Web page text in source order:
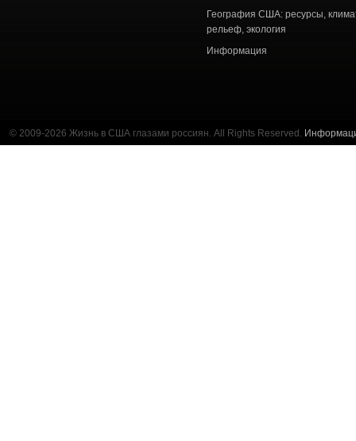
География США: ресурсы,
рельеф, экология
Информация
© 2009-2026 Жизнь в США глазами россиян. All Rights Reserved.